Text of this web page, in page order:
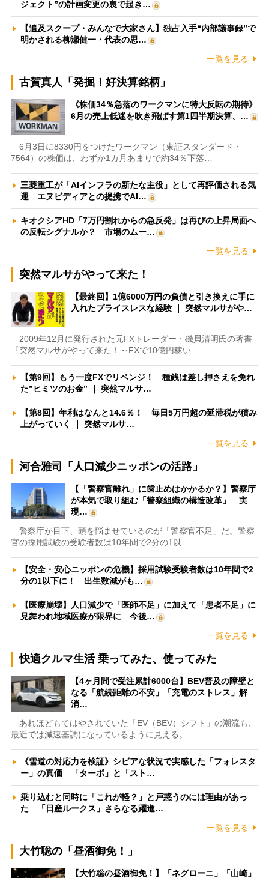
ジェクト”の計画変更の裏で起き…
【追及スクープ・みんなで大家さん】独占入手“内部議事録”で
明かされる柳瀬健一・代表の思…
一覧を見る
古賀真人「発掘！好決算銘柄」
《株価34％急落のワークマンに特大反転の期待》
6月の売上低迷を吹き飛ばす第1四半期決算、…
6月3日に8330円をつけたワークマン（東証スタンダード・
7564）の株価は、わずか1カ月あまりで約34％下落…
三菱重工が「AIインフラの新たな主役」として再評価される気
運 エヌビディアとの提携でAI…
キオクシアHD「7万円割れからの急反発」は再びの上昇局面へ
の反転シグナルか？ 市場のムー…
一覧を見る
突然マルサがやって来た！
【最終回】1億6000万円の負債と引き換えに手に
入れたプライスレスな経験 ｜ 突然マルサがや…
2009年12月に発行された元FXトレーダー・磯貝清明氏の著書
『突然マルサがやって来た！～FXで10億円稼い…
【第9回】もう一度FXでリベンジ！ 種銭は差し押さえを免れ
た”ヒミツのお金” ｜ 突然マルサ…
【第8回】年利はなんと14.6％！ 毎日5万円超の延滞税が積み
上がっていく ｜ 突然マルサ…
一覧を見る
河合雅司「人口減少ニッポンの活路」
【「警察官離れ」に歯止めはかかるか？】警察庁
が本気で取り組む「警察組織の構造改革」 実
現…
警察庁が目下、頭を悩ませているのが「警察官不足」だ。警察
官の採用試験の受験者数は10年間で2分の1以…
【安全・安心ニッポンの危機】採用試験受験者数は10年間で2
分の1以下に！ 出生数減がも…
【医療崩壊】人口減少で「医師不足」に加えて「患者不足」に
見舞われ地域医療が限界に 今後…
一覧を見る
快適クルマ生活 乗ってみた、使ってみた
【4ヶ月間で受注累計6000台】BEV普及の障壁と
なる「航続距離の不安」「充電のストレス」解
消…
あれほどもてはやされていた「EV（BEV）シフト」の潮流も、
最近では減速基調になっているように見える。…
《雪道の対応力を検証》シビアな状況で実感した「フォレスタ
ー」の真価 「ターボ」と「スト…
乗り込むと同時に「これが軽？」と戸惑うのには理由があっ
た 「日産ルークス」さらなる躍進…
一覧を見る
大竹聡の「昼酒御免！」
【大竹聡の昼酒御免！】「ネグローニ」「山崎」